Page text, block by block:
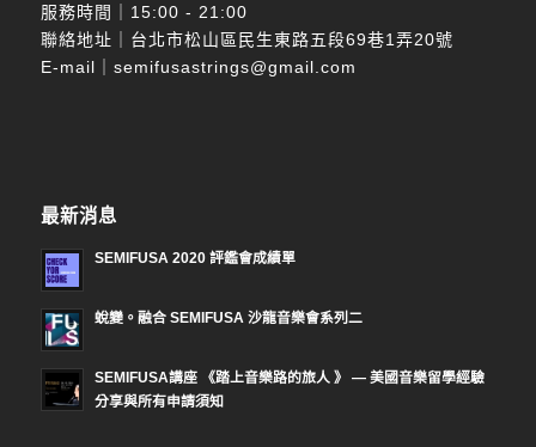
服務時間｜15:00 - 21:00
聯絡地址｜台北市松山區民生東路五段69巷1弄20號
E-mail｜ semifusastrings@gmail.com
最新消息
SEMIFUSA 2020 評鑑會成績單
蛻變。融合 SEMIFUSA 沙龍音樂會系列二
SEMIFUSA講座 《踏上音樂路的旅人 》 — 美國音樂留學經驗
分享與所有申請須知